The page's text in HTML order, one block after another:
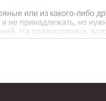
или из какого-либо
и не принадлежать, но
На православных,
вообще не изображён.
к примеру,